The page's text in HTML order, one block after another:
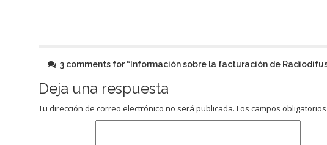
3 comments for “ Información sobre la facturación de
Deja una respuesta
Tu dirección de correo electrónico no será publicada. Los campos